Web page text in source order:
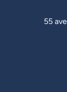
55